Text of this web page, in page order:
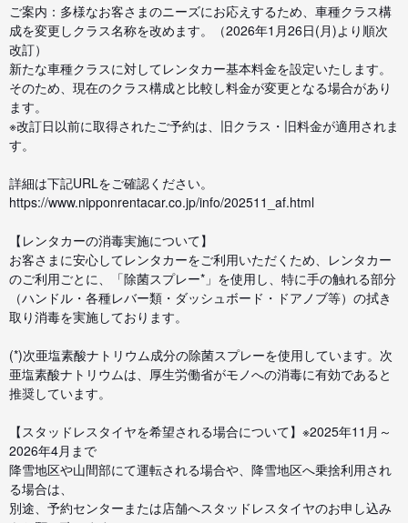
ご案内：多様なお客さまのニーズにお応えするため、車種クラス構
成を変更しクラス名称を改めます。（2026年1月26日(月)より順次
改訂）
新たな車種クラスに対してレンタカー基本料金を設定いたします。
そのため、現在のクラス構成と比較し料金が変更となる場合があり
ます。
※改訂日以前に取得されたご予約は、旧クラス・旧料金が適用されま
す。
詳細は下記URLをご確認ください。
https://www.nipponrentacar.co.jp/info/202511_af.html
【レンタカーの消毒実施について】
お客さまに安心してレンタカーをご利用いただくため、レンタカー
のご利用ごとに、「除菌スプレー*」を使用し、特に手の触れる部分
（ハンドル・各種レバー類・ダッシュボード・ドアノブ等）の拭き
取り消毒を実施しております。
(*)次亜塩素酸ナトリウム成分の除菌スプレーを使用しています。次
亜塩素酸ナトリウムは、厚生労働省がモノへの消毒に有効であると
推奨しています。
【スタッドレスタイヤを希望される場合について】※2025年11月～
2026年4月まで
降雪地区や山間部にて運転される場合や、降雪地区へ乗捨利用され
る場合は、
別途、予約センターまたは店舗へスタッドレスタイヤのお申し込み